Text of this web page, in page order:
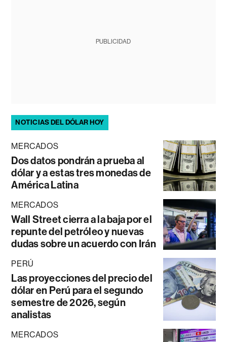
PUBLICIDAD
NOTICIAS DEL DÓLAR HOY
MERCADOS
Dos datos pondrán a prueba al
dólar y a estas tres monedas de
América Latina
MERCADOS
Wall Street cierra a la baja por el
repunte del petróleo y nuevas
dudas sobre un acuerdo con Irán
PERÚ
Las proyecciones del precio del
dólar en Perú para el segundo
semestre de 2026, según
analistas
MERCADOS